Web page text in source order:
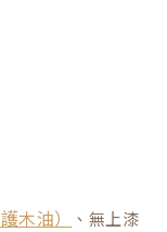
木油）
、無上漆